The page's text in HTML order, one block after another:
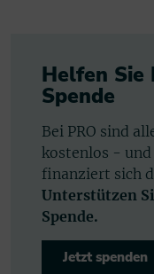
Helfen Sie
Spende
Bei PRO sind
kostenlos - und
finanziert sich
Unterstützen
Spende.
Jetzt spenden